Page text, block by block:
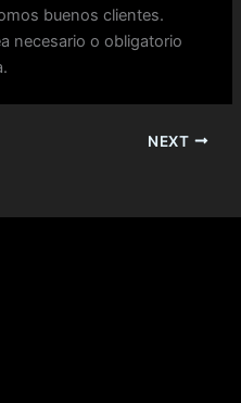
buenos clientes.
necesario o obligatorio
NEXT